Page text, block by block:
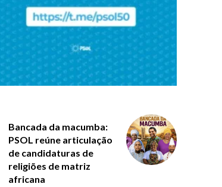
Bancada da macumba:
PSOL reúne articulação
de candidaturas de
religiões de matriz
africana